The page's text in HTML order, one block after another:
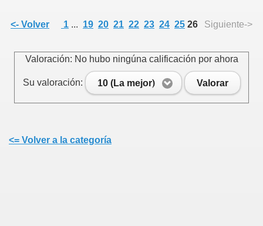
<- Volver 1 ... 19 20 21 22 23 24 25 26 Siguiente->
Valoración: No hubo ningúna calificación por ahora
Su valoración: 10 (La mejor) Valorar
<= Volver a la categoría